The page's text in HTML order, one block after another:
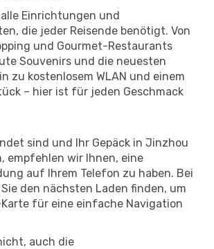
Einrichtungen und
die jeder Reisende benötigt. Von
und Gourmet-Restaurants
Souvenirs und die neuesten
zu kostenlosem WLAN und einem
– hier ist für jeden Geschmack
sind und Ihr Gepäck in Jinzhou
empfehlen wir Ihnen, eine
auf Ihrem Telefon zu haben. Bei
den nächsten Laden finden, um
Karte für eine einfache Navigation
auch die